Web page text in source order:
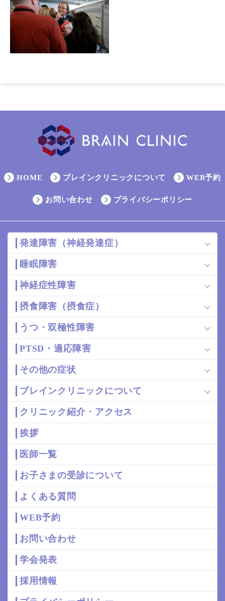
HOME ブレインクリニックについて WEB予約
お問い合わせ プライバシーポリシー
発達障害（神経発達症）
睡眠障害
神経症性障害
摂食障害（摂食症）
うつ・双極性障害
PTSD・適応障害
その他の症状
ブレインクリニックについて
クリニック紹介・アクセス
挨拶
医師一覧
お子さまの受診について
よくある質問
WEB予約
お問い合わせ
学会発表
採用情報